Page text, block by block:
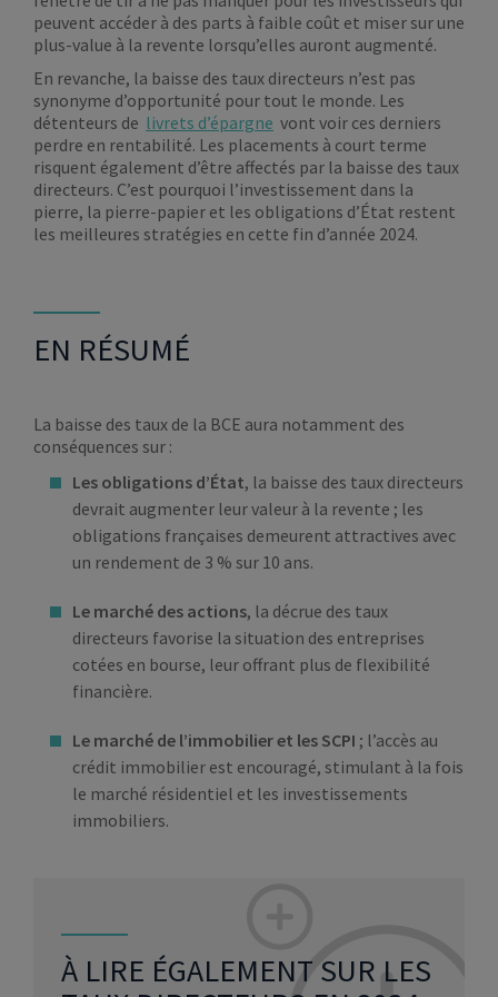
peuvent accéder à des parts à faible coût et miser sur une
plus-value à la revente lorsqu’elles auront augmenté.
En revanche, la baisse des taux directeurs n’est pas
synonyme d’opportunité pour tout le monde. Les
détenteurs de livrets d’épargne vont voir ces derniers
perdre en rentabilité. Les placements à court terme
risquent également d’être affectés par la baisse des taux
directeurs. C’est pourquoi l’investissement dans la
pierre, la pierre-papier et les obligations d’État restent
les meilleures stratégies en cette fin d’année 2024.
EN RÉSUMÉ
La baisse des taux de la BCE aura notamment des
conséquences sur :
Les obligations d’État, la baisse des taux directeurs
devrait augmenter leur valeur à la revente ; les
obligations françaises demeurent attractives avec
un rendement de 3 % sur 10 ans.
Le marché des actions, la décrue des taux
directeurs favorise la situation des entreprises
cotées en bourse, leur offrant plus de flexibilité
financière.
Le marché de l’immobilier et les SCPI ; l’accès au
crédit immobilier est encouragé, stimulant à la fois
le marché résidentiel et les investissements
immobiliers.
À LIRE ÉGALEMENT SUR LES